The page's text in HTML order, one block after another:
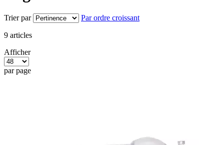
Trier par Par ordre croissant
9 articles
Afficher
par page